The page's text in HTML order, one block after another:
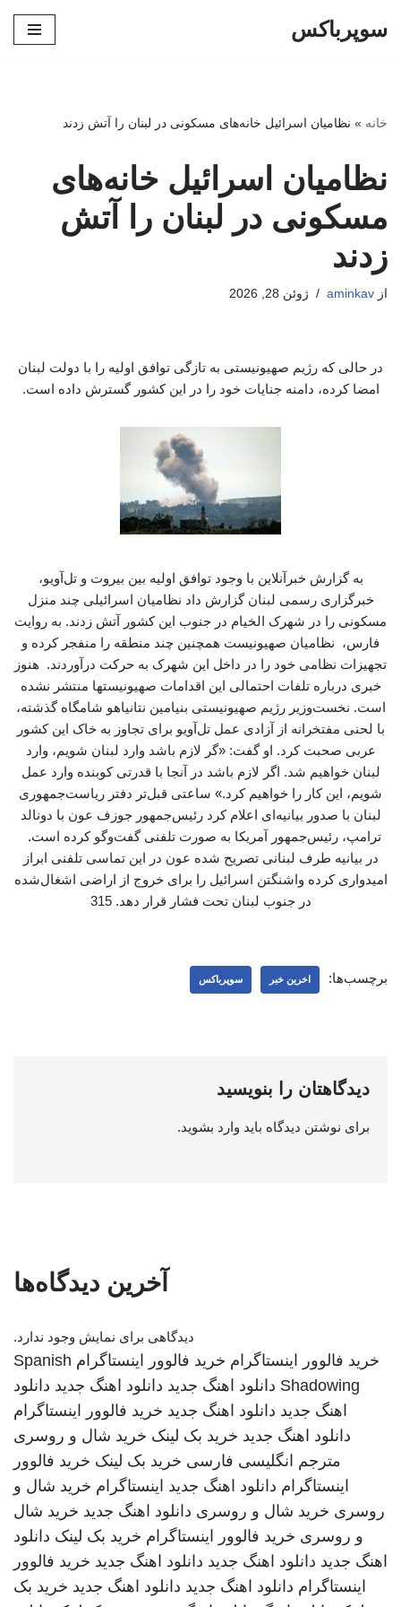
سوپرباکس
خانه » نظامیان اسرائیل خانه‌های مسکونی در لبنان را آتش زدند
نظامیان اسرائیل خانه‌های
مسکونی در لبنان را آتش
زدند
از aminkav ژوئن 28, 2026
در حالی که رژیم صهیونیستی به تازگی توافق اولیه را با دولت لبنان
امضا کرده، دامنه جنایات خود را در این کشور گسترش داده است.
به گزارش خبرآنلاین با وجود توافق اولیه بین بیروت و تل‌آویو،
خبرگزاری رسمی لبنان گزارش داد نظامیان اسرائیلی چند منزل
مسکونی را در شهرک الخیام در جنوب این کشور آتش زدند. به روایت
فارس، نظامیان صهیونیست همچنین چند منطقه را منفجر کرده و
تجهیزات نظامی خود را در داخل این شهرک به حرکت درآوردند. هنوز
خبری درباره تلفات احتمالی این اقدامات صهیونیستها منتشر نشده
است. نخست‌وزیر رژیم صهیونیستی بنیامین نتانیاهو شامگاه گذشته،
با لحنی مفتخرانه از آزادی عمل تل‌آویو برای تجاوز به خاک این کشور
عربی صحبت کرد. او گفت: «گر لازم باشد وارد لبنان شویم، وارد
لبنان خواهیم شد. اگر لازم باشد در آنجا با قدرتی کوبنده وارد عمل
شویم، این کار را خواهیم کرد.» ساعتی قبل‌تر دفتر ریاست‌جمهوری
لبنان با صدور بیانیه‌ای اعلام کرد رئیس‌جمهور جوزف عون با دونالد
ترامپ، رئیس‌جمهور آمریکا به صورت تلفنی گفت‌وگو کرده است.
در بیانیه طرف لبنانی تصریح شده عون در این تماسی تلفنی ابراز
امیدواری کرده واشنگتن اسرائیل را برای خروج از اراضی اشغال‌شده
در جنوب لبنان تحت فشار قرار دهد. 315
برچسب‌ها: اخرین خبر سوپرباکس
دیدگاهتان را بنویسید
برای نوشتن دیدگاه باید وارد بشوید.
آخرین دیدگاه‌ها
دیدگاهی برای نمایش وجود ندارد.
خرید فالوور اینستاگرام خرید فالوور اینستاگرام Spanish
Shadowing دانلود اهنگ جدید دانلود اهنگ جدید دانلود
اهنگ جدید دانلود اهنگ جدید خرید فالوور اینستاگرام
دانلود اهنگ جدید خرید بک لینک خرید شال و روسری
مترجم انگلیسی فارسی خرید بک لینک خرید فالوور
اینستاگرام دانلود اهنگ جدید اینستاگرام خرید شال و
روسری خرید شال و روسری دانلود اهنگ جدید خرید شال
و روسری خرید فالوور اینستاگرام خرید بک لینک دانلود
اهنگ جدید دانلود اهنگ جدید دانلود اهنگ جدید خرید فالوور
اینستاگرام دانلود اهنگ جدید دانلود اهنگ جدید خرید بک